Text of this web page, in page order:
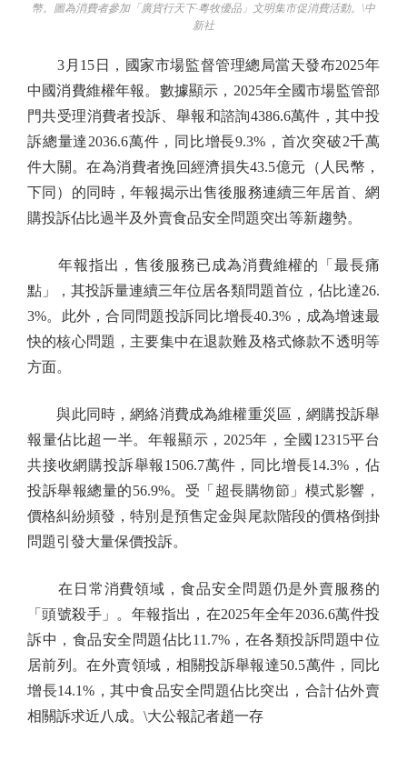
幣。圖為消費者參加「廣貨行天下·粵牧優品」文明集市促消費活動。\中
新社
3月15日，國家市場監督管理總局當天發布2025年
中國消費維權年報。數據顯示，2025年全國市場監管部
門共受理消費者投訴、舉報和諮詢4386.6萬件，其中投
訴總量達2036.6萬件，同比增長9.3%，首次突破2千萬
件大關。在為消費者挽回經濟損失43.5億元（人民幣，
下同）的同時，年報揭示出售後服務連續三年居首、網
購投訴佔比過半及外賣食品安全問題突出等新趨勢。
年報指出，售後服務已成為消費維權的「最長痛
點」，其投訴量連續三年位居各類問題首位，佔比達26.
3%。此外，合同問題投訴同比增長40.3%，成為增速最
快的核心問題，主要集中在退款難及格式條款不透明等
方面。
與此同時，網絡消費成為維權重災區，網購投訴舉
報量佔比超一半。年報顯示，2025年，全國12315平台
共接收網購投訴舉報1506.7萬件，同比增長14.3%，佔
投訴舉報總量的56.9%。受「超長購物節」模式影響，
價格糾紛頻發，特別是預售定金與尾款階段的價格倒掛
問題引發大量保價投訴。
在日常消費領域，食品安全問題仍是外賣服務的
「頭號殺手」。年報指出，在2025年全年2036.6萬件投
訴中，食品安全問題佔比11.7%，在各類投訴問題中位
居前列。在外賣領域，相關投訴舉報達50.5萬件，同比
增長14.1%，其中食品安全問題佔比突出，合計佔外賣
相關訴求近八成。\大公報記者趙一存